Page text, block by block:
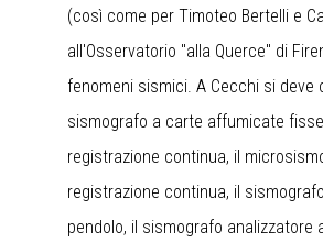
(così come per Timoteo Bertelli e
all'Osservatorio "alla Querce" di
fenomeni sismici. A Cecchi si deve
sismografo a carte affumicate
registrazione continua, il
registrazione continua, il
pendolo, il sismografo analizzatore